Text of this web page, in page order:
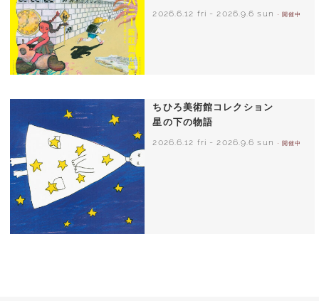
2026.6.12 fri -2026.9.6 sun - 開催中
ちひろ美術館コレクション
星の下の物語
2026.6.12 fri -2026.9.6 sun - 開催中